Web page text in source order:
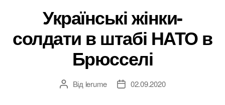
НАТО
в
Україні
Українські жінки-
солдати в штабі НАТО в
Брюсселі
Автор
Від lerume
Дата02.09.2020